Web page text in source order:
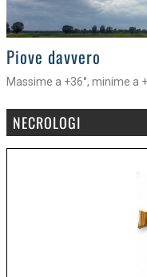
>
Piove davvero
Massime a +36°, minime a
NECROLOGI